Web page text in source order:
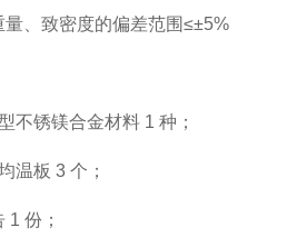
、致密度的偏差范围≤±5%
不锈镁合金材料 1 种；
温板 3 个；
份；